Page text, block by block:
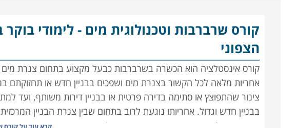
קורס שרברבות וטכנולוגית מים- לימודי בוקר
הצפוני
קורס אינסטלציה הוא הכשרה בשרברבות כבעל מקצוע בתחום צנרת מים
אחריות מלאה לכל הקשור בצנרת מים ושפכים בבניין חדש או תחזוקתם
צינור שהתפוצץ או סתימה בדירה פרטית או בבניין דירות משותף, ועד
בבניין חדש וגדול. אחריותו נוגעת לרוב בתחום שבין צנרת הבניין
המחוברים לה. ישנם שני סוגים עיקריים של עבודת שרברבות: הרכבת